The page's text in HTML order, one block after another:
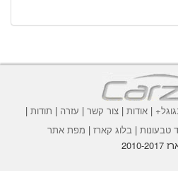
|אודות |צור קשר | עזרה | תודות |
| בלוג קארז | מפת אתר
2017